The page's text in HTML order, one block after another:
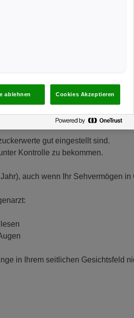
für Ihre Augen
Hier einige Tipps, die helfen
zu erhalten:
gut eingestellt sind.
Kontrolle zu bekommen.
auch wenn Ihr Sehvermögen in
in Ihrem seitlichen Gesichtsfeld
ablehnen Cookies Akzeptieren